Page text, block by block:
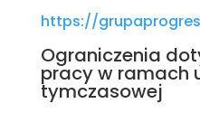
https://
Ograniczenia
pracy w ramach
tymczasowej